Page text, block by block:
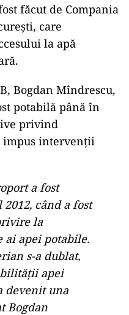
făcut de Compania
care
la apă
Bogdan Mîndrescu,
potabilă până în
privind
impus intervenții
a fost
când a fost
la
ai apei potabile.
s-a dublat,
apei
devenit una
Bogdan